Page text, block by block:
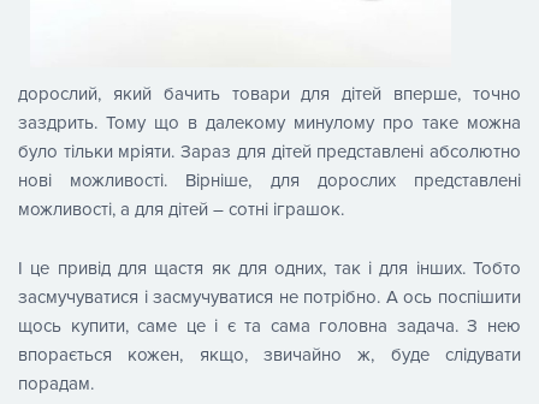
дорослий, який бачить товари для дітей вперше, точно
заздрить. Тому що в далекому минулому про таке можна
було тільки мріяти. Зараз для дітей представлені абсолютно
нові можливості. Вірніше, для дорослих представлені
можливості, а для дітей – сотні іграшок.
І це привід для щастя як для одних, так і для інших. Тобто
засмучуватися і засмучуватися не потрібно. А ось поспішити
щось купити, саме це і є та сама головна задача. З нею
впорається кожен, якщо, звичайно ж, буде слідувати
порадам.